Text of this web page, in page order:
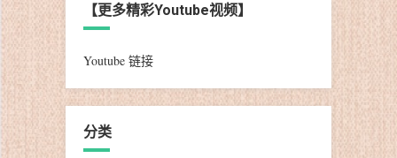
【更多精彩Youtube视频】
Youtube 链接
分类